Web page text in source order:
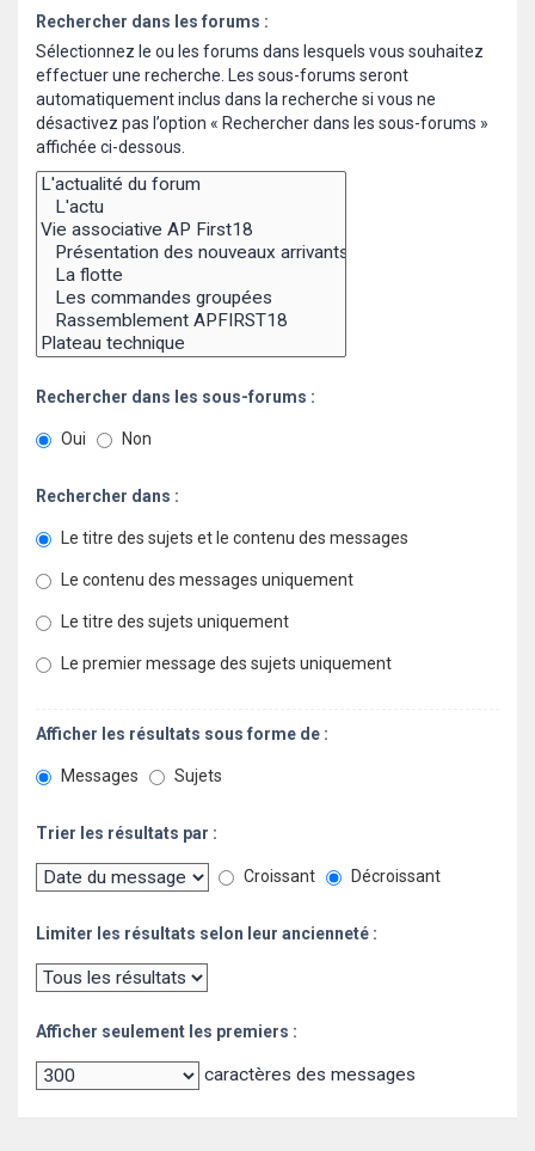
Rechercher dans les forums :
Sélectionnez le ou les forums dans lesquels vous souhaitez
effectuer une recherche. Les sous-forums seront
automatiquement inclus dans la recherche si vous ne
désactivez pas l’option « Rechercher dans les sous-forums »
affichée ci-dessous.
Rechercher dans les sous-forums :
Oui Non
Rechercher dans :
Le titre des sujets et le contenu des messages
Le contenu des messages uniquement
Le titre des sujets uniquement
Le premier message des sujets uniquement
Afficher les résultats sous forme de :
Messages Sujets
Trier les résultats par :
Croissant Décroissant
Limiter les résultats selon leur ancienneté :
Afficher seulement les premiers :
caractères des messages